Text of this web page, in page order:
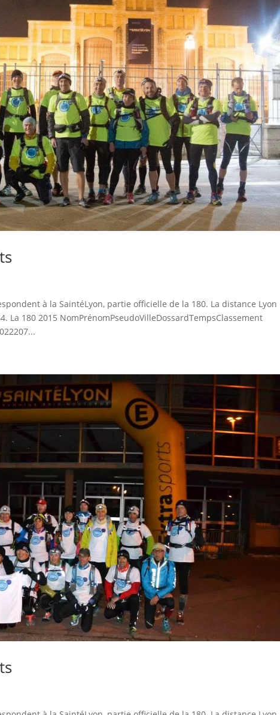
à la SaintéLyon, partie officielle de la 180. La distance Lyon
La 180 2015 NomPrénomPseudoVilleDossardTempsClassement